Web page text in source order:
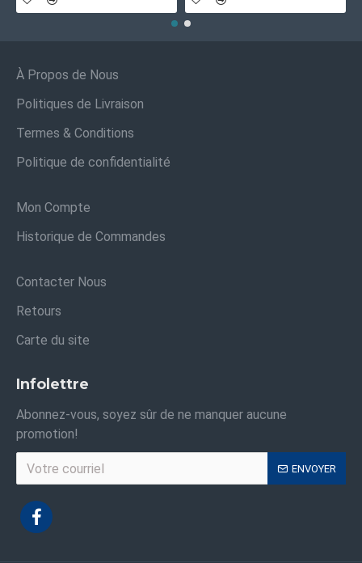
À Propos de Nous
Politiques de Livraison
Termes & Conditions
Politique de confidentialité
Mon Compte
Historique de Commandes
Contacter Nous
Retours
Carte du site
Infolettre
Abonnez-vous, soyez sûr de ne manquer aucune
promotion!
ENVOYER